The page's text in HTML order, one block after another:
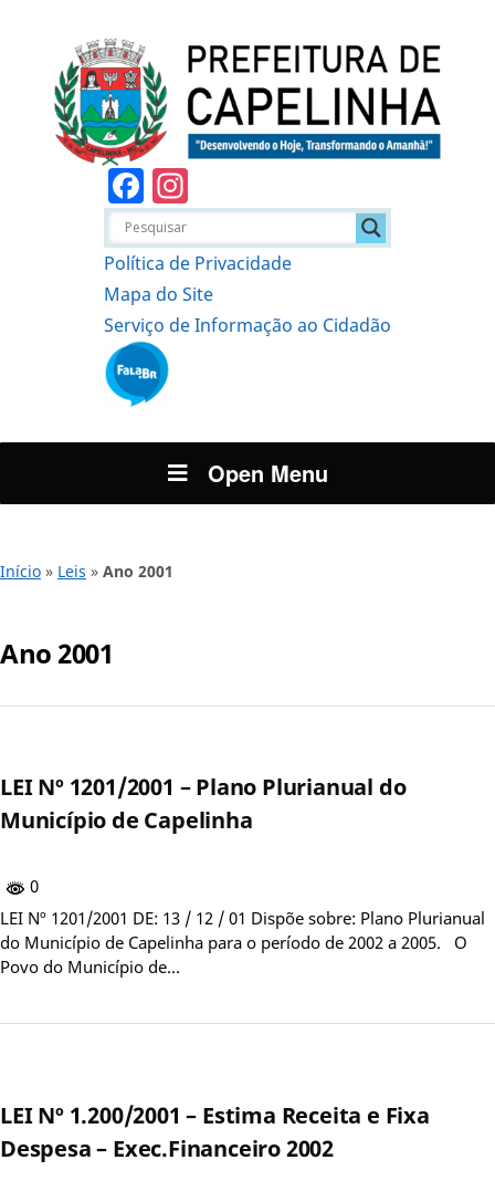
Facebook
Política de Privacidade
Mapa do Site
Serviço de Informação ao Cidadão
Open Menu
Início » Leis » Ano 2001
Ano 2001
LEI Nº 1201/2001 – Plano Plurianual do
Município de Capelinha
0
LEI Nº 1201/2001 DE: 13 / 12 / 01 Dispõe sobre: Plano Plurianual
do Município de Capelinha para o período de 2002 a 2005. O
Povo do Município de…
LEI Nº 1.200/2001 – Estima Receita e Fixa
Despesa – Exec.Financeiro 2002